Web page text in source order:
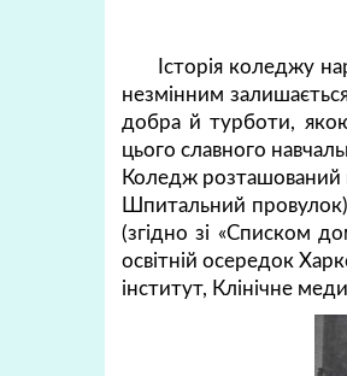
Історія коледжу
незмінним
добра й турботи,
цього славного
Коледж розташований
Шпитальний
(згідно зі «Списком
освітній осередок
інститут, Клінічне